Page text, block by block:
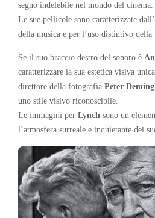
segno indelebile nel mondo del cinema.
Le sue pellicole sono caratterizzate
della musica e per l’uso distintivo
Se il suo braccio destro del sonoro è
caratterizzare la sua estetica visiva
direttore della fotografia Peter Deming
uno stile visivo riconoscibile.
Le immagini per Lynch sono un
l’atmosfera surreale e inquietante dei